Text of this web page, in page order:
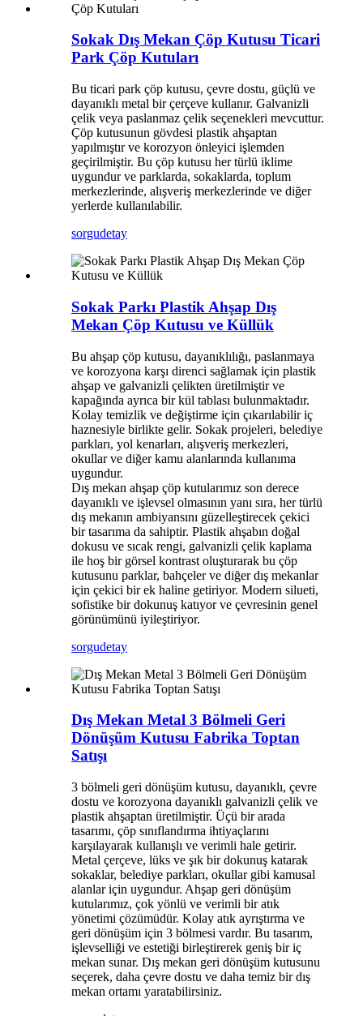
Sokak Dış Mekan Çöp Kutusu Ticari
Park Çöp Kutuları
Bu ticari park çöp kutusu, çevre dostu, güçlü ve
dayanıklı metal bir çerçeve kullanır. Galvanizli
çelik veya paslanmaz çelik seçenekleri mevcuttur.
Çöp kutusunun gövdesi plastik ahşaptan
yapılmıştır ve korozyon önleyici işlemden
geçirilmiştir. Bu çöp kutusu her türlü iklime
uygundur ve parklarda, sokaklarda, toplum
merkezlerinde, alışveriş merkezlerinde ve diğer
yerlerde kullanılabilir.
sorgudetay
Sokak Parkı Plastik Ahşap Dış
Mekan Çöp Kutusu ve Küllük
Bu ahşap çöp kutusu, dayanıklılığı, paslanmaya
ve korozyona karşı direnci sağlamak için plastik
ahşap ve galvanizli çelikten üretilmiştir ve
kapağında ayrıca bir kül tablası bulunmaktadır.
Kolay temizlik ve değiştirme için çıkarılabilir iç
haznesiyle birlikte gelir. Sokak projeleri, belediye
parkları, yol kenarları, alışveriş merkezleri,
okullar ve diğer kamu alanlarında kullanıma
uygundur.
Dış mekan ahşap çöp kutularımız son derece
dayanıklı ve işlevsel olmasının yanı sıra, her türlü
dış mekanın ambiyansını güzelleştirecek çekici
bir tasarıma da sahiptir. Plastik ahşabın doğal
dokusu ve sıcak rengi, galvanizli çelik kaplama
ile hoş bir görsel kontrast oluşturarak bu çöp
kutusunu parklar, bahçeler ve diğer dış mekanlar
için çekici bir ek haline getiriyor. Modern silueti,
sofistike bir dokunuş katıyor ve çevresinin genel
görünümünü iyileştiriyor.
sorgudetay
Dış Mekan Metal 3 Bölmeli Geri
Dönüşüm Kutusu Fabrika Toptan
Satışı
3 bölmeli geri dönüşüm kutusu, dayanıklı, çevre
dostu ve korozyona dayanıklı galvanizli çelik ve
plastik ahşaptan üretilmiştir. Üçü bir arada
tasarımı, çöp sınıflandırma ihtiyaçlarını
karşılayarak kullanışlı ve verimli hale getirir.
Metal çerçeve, lüks ve şık bir dokunuş katarak
sokaklar, belediye parkları, okullar gibi kamusal
alanlar için uygundur. Ahşap geri dönüşüm
kutularımız, çok yönlü ve verimli bir atık
yönetimi çözümüdür. Kolay atık ayrıştırma ve
geri dönüşüm için 3 bölmesi vardır. Bu tasarım,
işlevselliği ve estetiği birleştirerek geniş bir iç
mekan sunar. Dış mekan geri dönüşüm kutusunu
seçerek, daha çevre dostu ve daha temiz bir dış
mekan ortamı yaratabilirsiniz.